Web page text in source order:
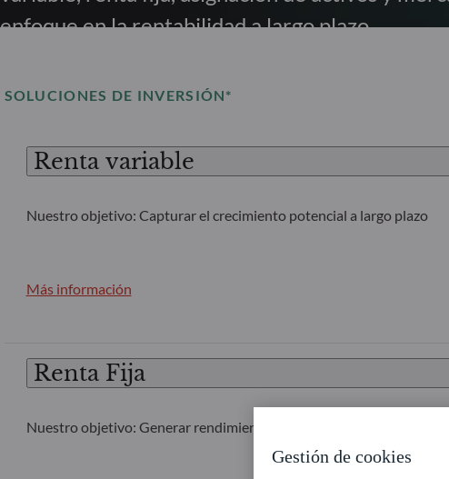
enfoque en la rentabilidad a largo plazo.
SOLUCIONES DE INVERSIÓN*
Renta variable
Nuestro objetivo: Capturar el crecimiento potencial a largo plazo
Más información
Renta Fija
Nuestro objetivo: Generar rendimiento en diferentes condiciones de
Gestión de cookies